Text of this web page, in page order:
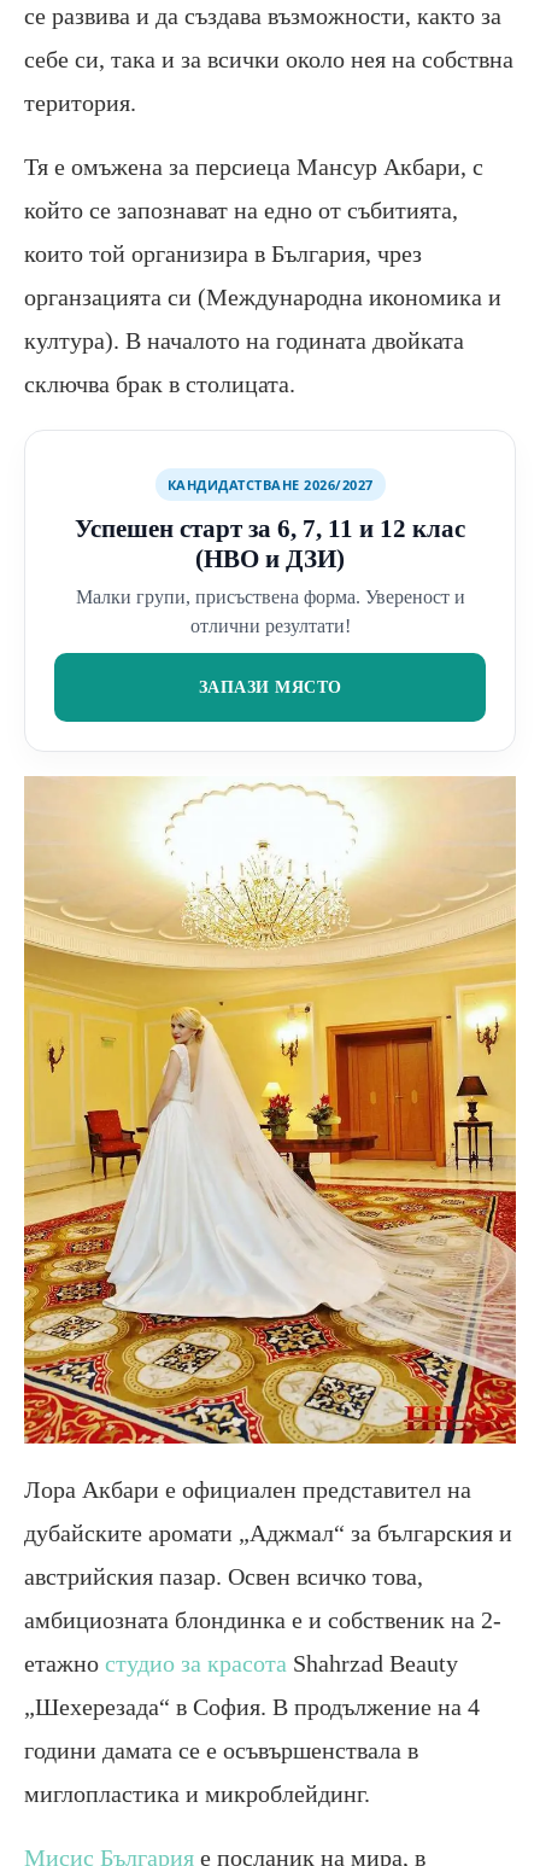
се развива и да създава възможности, както за
себе си, така и за всички около нея на собствна
територия.
Тя е омъжена за персиеца Мансур Акбари, с
който се запознават на едно от събитията,
които той организира в България, чрез
органзацията си (Международна икономика и
култура). В началото на годината двойката
сключва брак в столицата.
КАНДИДАТСТВАНЕ 2026/2027
Успешен старт за 6, 7, 11 и 12 клас
(НВО и ДЗИ)
Малки групи, присъствена форма. Увереност и
отлични резултати!
ЗАПАЗИ МЯСТО
Лора Акбари е официален представител на
дубайските аромати „Аджмал“ за българския и
австрийския пазар. Освен всичко това,
амбициозната блондинка е и собственик на 2-
етажно студио за красота Shahrzad Beauty
„Шехерезада“ в София. В продължение на 4
години дамата се е осъвършенствала в
миглопластика и микроблейдинг.
Мисис България е посланик на мира, в